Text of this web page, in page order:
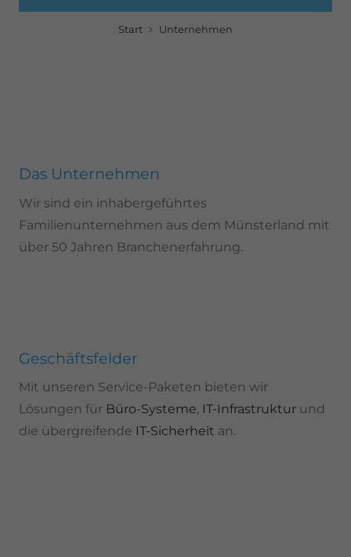
Start Unternehmen
Das Unternehmen
Wir sind ein inhabergeführtes
Familienunternehmen aus dem Münsterland mit
über 50 Jahren Branchenerfahrung.
Geschäftsfelder
Mit unseren Service-Paketen bieten wir
Lösungen für Büro-Systeme, IT-Infrastruktur und
die übergreifende IT-Sicherheit an.